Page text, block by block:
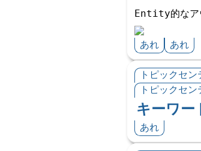
Entity的なア
あれ あれ
トピックセン
トピックセ
キーワー
あれ